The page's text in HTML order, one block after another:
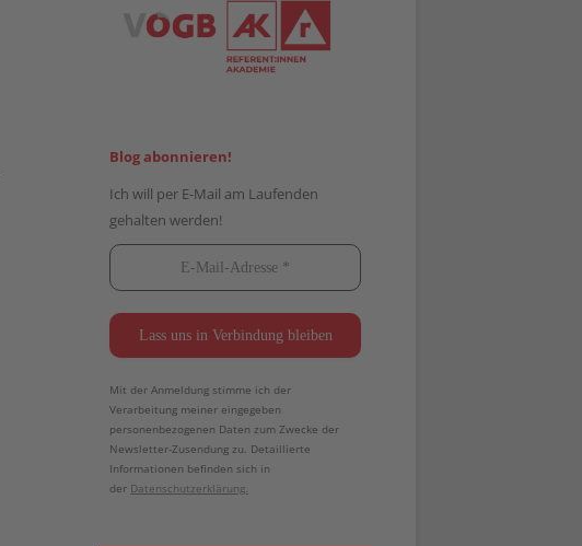
Blog abonnieren!
Ich will per E-Mail am Laufenden
gehalten werden!
Mit der Anmeldung stimme ich der
Verarbeitung meiner eingegeben
personenbezogenen Daten zum Zwecke der
Newsletter-Zusendung zu. Detaillierte
Informationen befinden sich in
der Datenschutzerklärung.